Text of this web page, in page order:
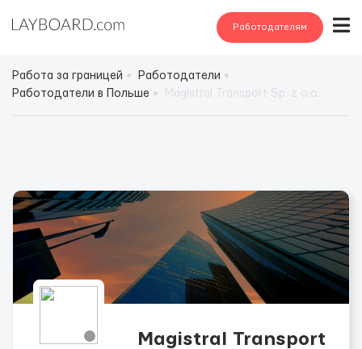
Работодателям
Работа за границей
Работодатели
Работодатели в Польше
Magistral Transport